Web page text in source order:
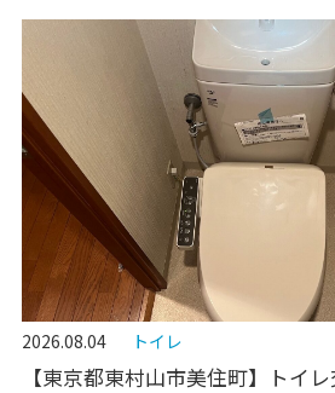
2026.08.04 トイレ
【東京都東村山市美住町】トイ